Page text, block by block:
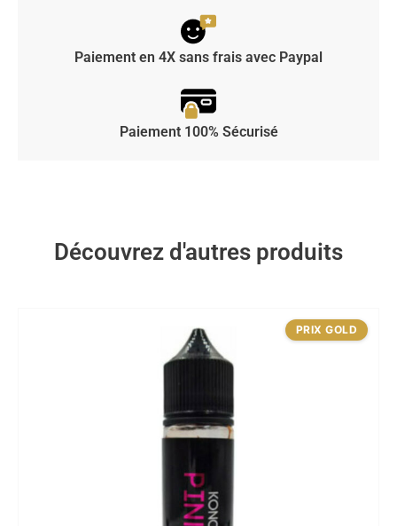
Paiement en 4X sans frais avec Paypal
Paiement 100% Sécurisé
Découvrez d'autres produits
PRIX GOLD